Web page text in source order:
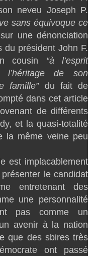
neveu Joseph P.
sans équivoque ce
une dénonciation
du président John F.
cousin
“à l’esprit
l’héritage de son
famille” du fait de
dans cet article
de différents
et la quasi-totalité
la même veine peu
est implacablement
le candidat
entretenant des
une personnalité
pas comme un
avenir à la nation
que des sbires très
ont passé